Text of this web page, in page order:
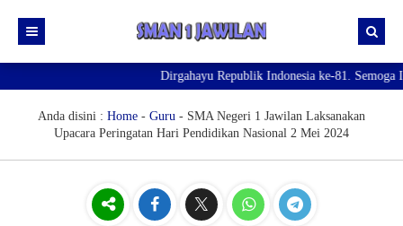
News
Sekolah
SEJARAH SINGKAT SMA NEGERI 1 JAWILAN
PERPUSTAKAAN
Intra & Ekstra Kulikuler
Dirgahayu Republik Indonesia ke-81. Semoga
Anda disini : Home - Guru - SMA Negeri 1 Jawilan Laksanakan
Upacara Peringatan Hari Pendidikan Nasional 2 Mei 2024